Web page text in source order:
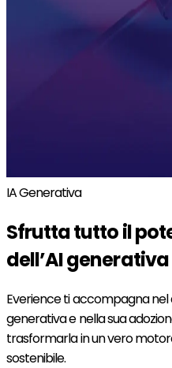
IA Generativa
Sfrutta tutto il
dell’AI generativa
Everience ti accompagna nel
generativa e nella sua
trasformarla in un vero
sostenibile.